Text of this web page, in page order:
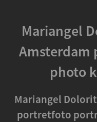
Mariangel
photo
Mariangel
portretfoto